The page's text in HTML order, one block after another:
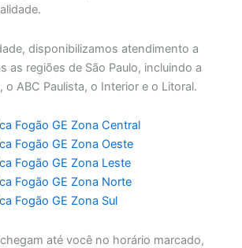
disponibilizamos atendimento a
as regiões de São Paulo, incluindo a
o ABC Paulista, o Interior e o Litoral.
Fogão GE Zona Central
Fogão GE Zona Oeste
Fogão GE Zona Leste
Fogão GE Zona Norte
Fogão GE Zona Sul
até você no horário marcado,